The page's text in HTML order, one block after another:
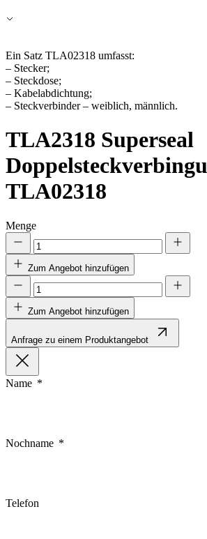
Ein Satz TLA02318 umfasst:
– Stecker;
– Steckdose;
– Kabelabdichtung;
– Steckverbinder – weiblich, männlich.
TLA2318 Superseal
TLA02318
Menge
Zum Angebot hinzufügen
Zum Angebot hinzufügen
Anfrage zu einem Produktangebot
Name
Nochname
Telefon